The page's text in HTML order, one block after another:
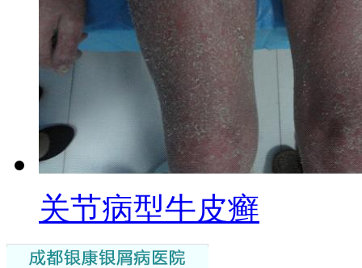
关节病型牛皮癣